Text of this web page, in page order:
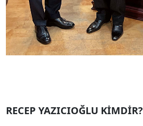
RECEP YAZICIOĞLU KİMDİR?